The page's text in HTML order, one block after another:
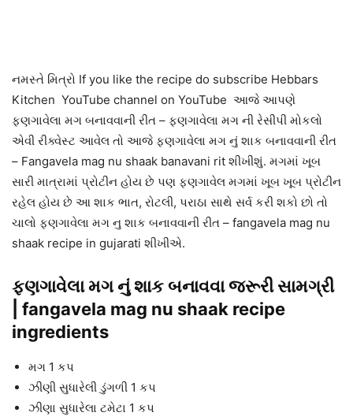
નમસ્તે મિત્રો If you like the recipe do subscribe Hebbars
Kitchen YouTube channel on YouTube આજે આપણે
ફણગાવેલા મગ બનાવવાની રીત – ફણગાવેલા મગ ની રેસીપી મોકલો
એવી રીક્વેસ્ટ આવેલ તો આજે ફણગાવેલા મગ નું શાક બનાવવાની રીત
– Fangavela mag nu shaak banavani rit શીખીશું. મગમાં ખૂબ
સારી માત્રામાં પ્રોટીન હોય છે પણ ફણગાવેલ મગમાં ખૂબ ખૂબ પ્રોટીન
રહેલ હોય છે આ શાક ભાત, રોટલી, પરાઠા સાથે સર્વ કરી શકો છો તો
ચાલો ફણગાવેલા મગ નુ શાક બનાવવાની રીત – fangavela mag nu
shaak recipe in gujarati શીખીએ.
ફણગાવેલા મગ નું શાક બનાવવા જરૂરી સામગ્રી
| fangavela mag nu shaak recipe
ingredients
મગ 1 કપ
ઝીણી સુધારેલી ડુંગળી 1 કપ
ઝીણા સુધારેલા ટમેટા 1 કપ